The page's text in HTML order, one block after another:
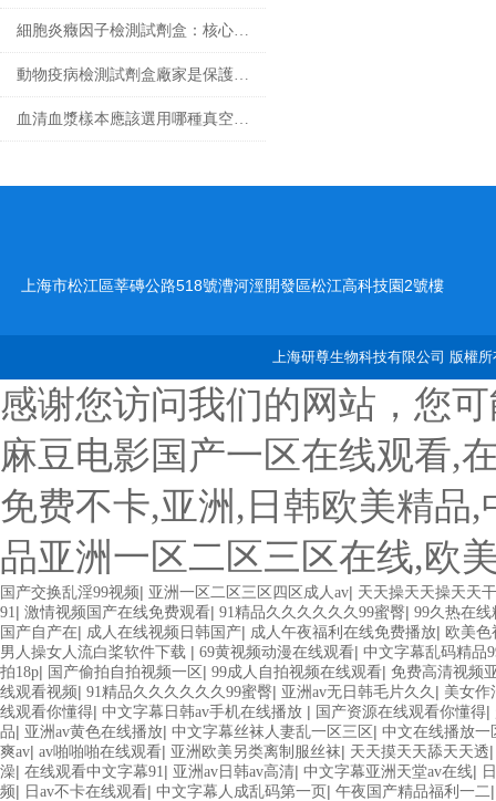
細胞炎癥因子檢測試劑盒：核心技術與檢測原理全解析
動物疫病檢測試劑盒廠家是保護動物健康的重要環節
血清血漿樣本應該選用哪種真空采血管收集？
上海市松江區莘磚公路518號漕河涇開發區松江高科技園2號樓
上海研尊生物科技有限公司 版權
感谢您访问我们的网站，您
麻豆电影国产一区在线观看,
免费不卡,亚洲,日韩欧美精品
品亚洲一区二区三区在线,欧
国产交换乱淫99视频| 亚洲一区二区三区四区成人av| 天天操天天操天天
91| 激情视频国产在线免费观看| 91精品久久久久久久99蜜臀| 99久热在
国产自产在| 成人在线视频日韩国产| 成人午夜福利在线免费播放| 欧美
男人操女人流白桨软件下载 | 69黄视频动漫在线观看| 中文字幕乱码精品
拍18p| 国产偷拍自拍视频一区 | 99成人自拍视频在线观看| 免费高清视频
线观看视频| 91精品久久久久久久99蜜臀| 亚洲av无日韩毛片久久 | 美女作
线观看你懂得| 中文字幕日韩av手机在线播放 | 国产资源在线观看你懂得|
品| 亚洲av黄色在线播放| 中文字幕丝袜人妻乱一区三区 | 中文在线播放一
爽av| av啪啪啪在线观看| 亚洲欧美另类离制服丝袜| 天天摸天天舔天天透
澡| 在线观看中文字幕91| 亚洲av日韩av高清| 中文字幕亚洲天堂av在线|
频| 日av不卡在线观看| 中文字幕人成乱码第一页 | 午夜国产精品福利一二